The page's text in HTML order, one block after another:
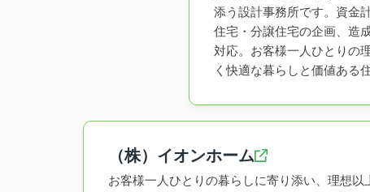
（株）イオンホーム
お客様一人ひとりの暮らしに寄り添い、理想以
添う設計事務所です。資金
住宅・分譲住宅の企画、造
対応。お客様一人ひとりの
く快適な暮らしと価値ある